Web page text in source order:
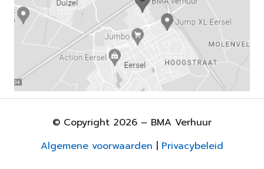
© Copyright 2026 – BMA Verhuur
Algemene voorwaarden | Privacybeleid